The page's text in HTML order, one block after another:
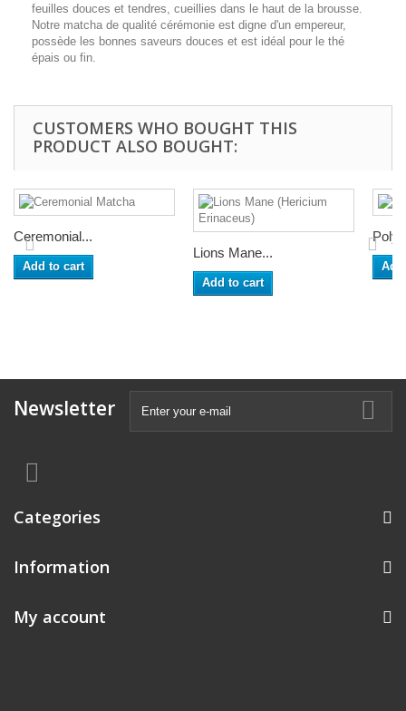
feuilles douces et tendres, cueillies dans le haut de la brousse.
Notre matcha de qualité cérémonie est digne d'un empereur,
possède les bonnes saveurs douces et est idéal pour le thé
épais ou fin.
CUSTOMERS WHO BOUGHT THIS
PRODUCT ALSO BOUGHT:
Ceremonial...
Add to cart
Lions Mane...
Add to cart
Newsletter
Categories
Information
My account